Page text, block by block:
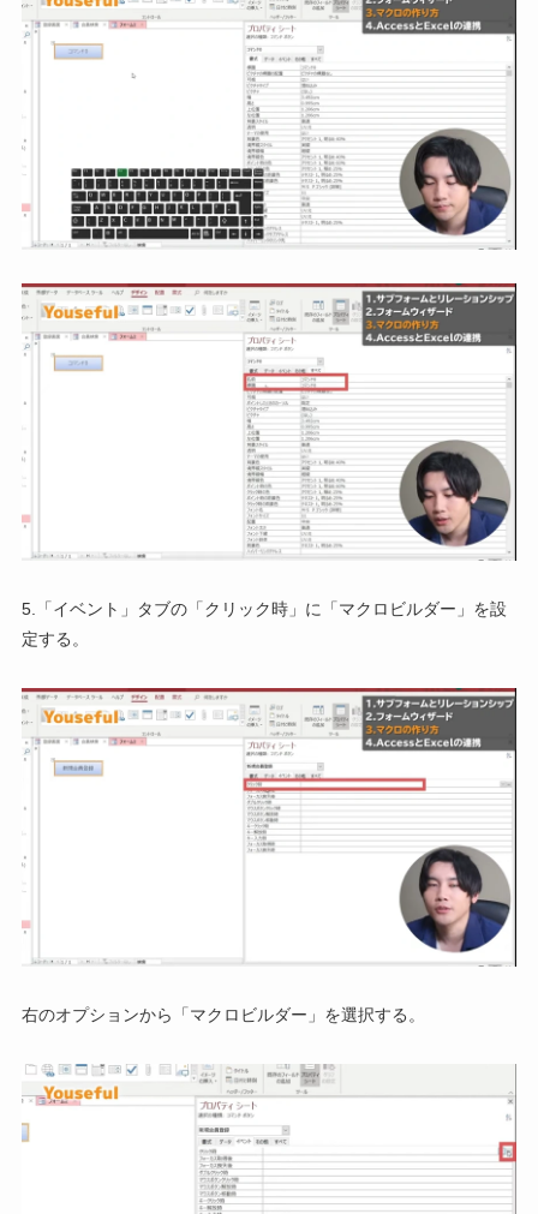
5.「イベント」タブの「クリック時」に「マクロビルダー」を設
定する。
右のオプションから「マクロビルダー」を選択する。